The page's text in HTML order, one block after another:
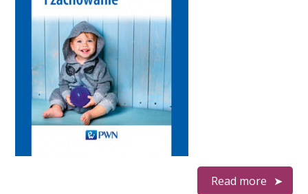
Read more